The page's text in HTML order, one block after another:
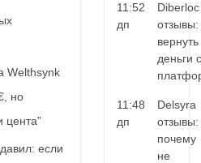
Welthsynk
но
цента”
если
11:52
дп
Diberloc
отзывы:
вернуть
деньги с
11:48
дп
Delsyra
отзывы:
почему
не